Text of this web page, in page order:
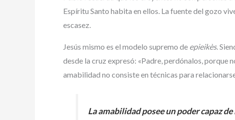
Espíritu Santo habita en ellos. La fuente del gozo
escasez.
Jesús mismo es el modelo supremo de epieikès.
desde la cruz expresó: «Padre, perdónalos, porque
amabilidad no consiste en técnicas para
La amabilidad posee un poder capaz